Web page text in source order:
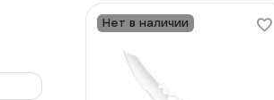
Нет в наличии